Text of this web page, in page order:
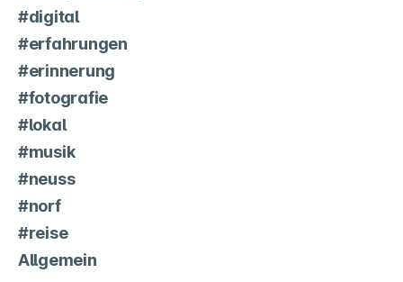
#digital
#erfahrungen
#erinnerung
#fotografie
#lokal
#musik
#neuss
#norf
#reise
Allgemein